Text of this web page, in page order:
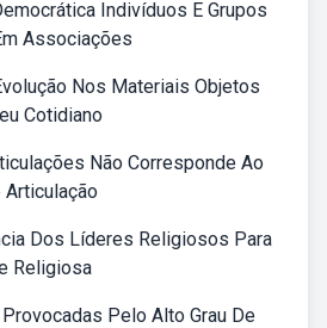
Indivíduos E Grupos
Associações
Nos Materiais Objetos
Cotidiano
Não Corresponde Ao
Articulação
Dos Líderes Religiosos Para
Religiosa
Pelo Alto Grau De